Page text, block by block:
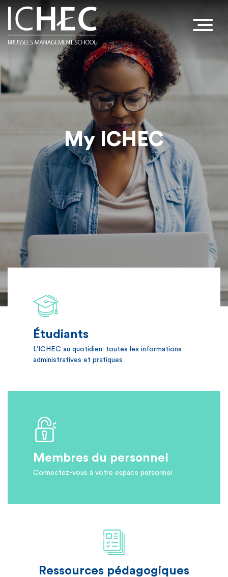
My ICHEC
Dans cette section, vous trouverez des
informations spécifiques à destination
des étudiants et du personnel de
Étudiants
L'ICHEC au quotidien: toutes les informations
administratives et pratiques
Membres du personnel
Connectez-vous à votre espace personnel
Ressources pédagogiques